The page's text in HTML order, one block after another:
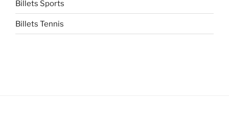
Billets Sports
Billets Tennis